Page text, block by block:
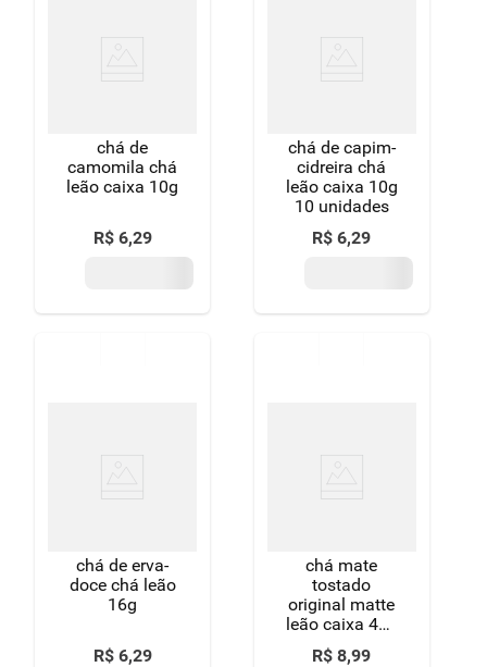
chá de
camomila chá
leão caixa 10g
R$ 6,29
chá de capim-
cidreira chá
leão caixa 10g
10 unidades
R$ 6,29
chá de erva-
doce chá leão
16g
R$ 6,29
chá mate
tostado
original matte
leão caixa 40g
25 unidades
R$ 8,99